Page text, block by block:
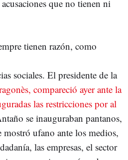
que no tienen ni
tienen razón, como
sociales. El presidente de la
compareció ayer ante la
las restricciones por al
se inauguraban pantanos,
mostró ufano ante los medios,
las empresas, el sector